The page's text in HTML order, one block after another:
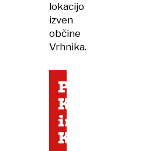
lokacijo
izven
občine
Vrhnika.
Poslovanje
Kemisa
in
Kostaka